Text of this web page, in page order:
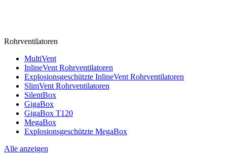
Rohrventilatoren
MultiVent
InlineVent Rohrventilatoren
Explosionsgeschützte InlineVent Rohrventilatoren
SlimVent Rohrventilatoren
SilentBox
GigaBox
GigaBox T120
MegaBox
Explosionsgeschützte MegaBox
Alle anzeigen